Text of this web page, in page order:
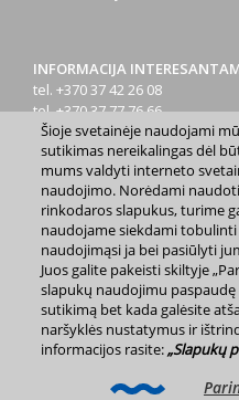
INFORMACIJA
tel. +370 37 42 26 08
tel. +370 37 77 76 66
tel. +370 660 07000
el. p.info@kaunas.lt
2023 m. Kauno miesto
www.kaunas.lt skelbiamą
Svetainės žemėlapis »
Šioje svetainėje naudojami
sutikimas nereikalingas dėl
mums valdyti interneto
naudojimo. Norėdami
rinkodaros slapukus, turime
naudojame siekdami
naudojimąsi ja bei pasiūlyti
Juos galite pakeisti skiltyje
slapukų naudojimu paspaudę
sutikimą bet kada galėsite
naršyklės nustatymus ir
informacijos rasite:„Slapukų